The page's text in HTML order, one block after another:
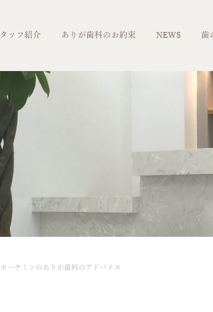
ッフ紹介 ありが歯科のお約束 NEWS 歯
ーチミンのありが歯科のアドバイス